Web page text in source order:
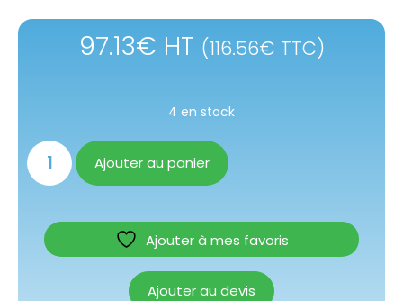
97.13€ HT (116.56€ TTC)
4 en stock
Ajouter au panier
Ajouter à mes favoris
Ajouter au devis